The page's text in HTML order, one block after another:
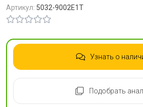
Артикул: 5032-9002E1T
Узнать о
Подобрать